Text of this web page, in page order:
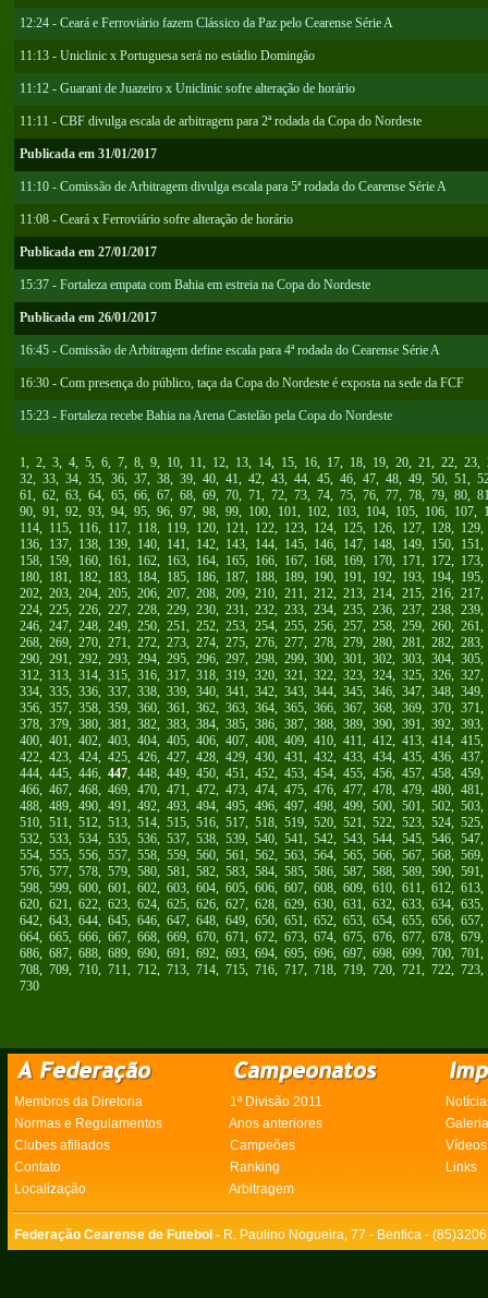
12:24 - Ceará e Ferroviário fazem Clássico da Paz pelo Cearense Série A
11:13 - Uniclinic x Portuguesa será no estádio Domingão
11:12 - Guarani de Juazeiro x Uniclinic sofre alteração de horário
11:11 - CBF divulga escala de arbitragem para 2ª rodada da Copa do Nordeste
Publicada em 31/01/2017
11:10 - Comissão de Arbitragem divulga escala para 5ª rodada do Cearense Série A
11:08 - Ceará x Ferroviário sofre alteração de horário
Publicada em 27/01/2017
15:37 - Fortaleza empata com Bahia em estreia na Copa do Nordeste
Publicada em 26/01/2017
16:45 - Comissão de Arbitragem define escala para 4ª rodada do Cearense Série A
16:30 - Com presença do público, taça da Copa do Nordeste é exposta na sede da FCF
15:23 - Fortaleza recebe Bahia na Arena Castelão pela Copa do Nordeste
1, 2, 3, 4, 5, 6, 7, 8, 9, 10, 11, 12, 13, 14, 15, 16, 17, 18, 19, 20, 21, 22, 23,
32, 33, 34, 35, 36, 37, 38, 39, 40, 41, 42, 43, 44, 45, 46, 47, 48, 49, 50, 51,
61, 62, 63, 64, 65, 66, 67, 68, 69, 70, 71, 72, 73, 74, 75, 76, 77, 78, 79, 80,
90, 91, 92, 93, 94, 95, 96, 97, 98, 99, 100, 101, 102, 103, 104, 105, 106, 107,
114, 115, 116, 117, 118, 119, 120, 121, 122, 123, 124, 125, 126, 127, 128, 129
136, 137, 138, 139, 140, 141, 142, 143, 144, 145, 146, 147, 148, 149, 150, 151
158, 159, 160, 161, 162, 163, 164, 165, 166, 167, 168, 169, 170, 171, 172, 173
180, 181, 182, 183, 184, 185, 186, 187, 188, 189, 190, 191, 192, 193, 194, 195
202, 203, 204, 205, 206, 207, 208, 209, 210, 211, 212, 213, 214, 215, 216, 217
224, 225, 226, 227, 228, 229, 230, 231, 232, 233, 234, 235, 236, 237, 238, 239
246, 247, 248, 249, 250, 251, 252, 253, 254, 255, 256, 257, 258, 259, 260, 261
268, 269, 270, 271, 272, 273, 274, 275, 276, 277, 278, 279, 280, 281, 282, 283
290, 291, 292, 293, 294, 295, 296, 297, 298, 299, 300, 301, 302, 303, 304, 305
312, 313, 314, 315, 316, 317, 318, 319, 320, 321, 322, 323, 324, 325, 326, 327
334, 335, 336, 337, 338, 339, 340, 341, 342, 343, 344, 345, 346, 347, 348, 349
356, 357, 358, 359, 360, 361, 362, 363, 364, 365, 366, 367, 368, 369, 370, 371
378, 379, 380, 381, 382, 383, 384, 385, 386, 387, 388, 389, 390, 391, 392, 393
400, 401, 402, 403, 404, 405, 406, 407, 408, 409, 410, 411, 412, 413, 414, 415
422, 423, 424, 425, 426, 427, 428, 429, 430, 431, 432, 433, 434, 435, 436, 437
444, 445, 446, 447, 448, 449, 450, 451, 452, 453, 454, 455, 456, 457, 458, 459
466, 467, 468, 469, 470, 471, 472, 473, 474, 475, 476, 477, 478, 479, 480, 481
488, 489, 490, 491, 492, 493, 494, 495, 496, 497, 498, 499, 500, 501, 502, 503
510, 511, 512, 513, 514, 515, 516, 517, 518, 519, 520, 521, 522, 523, 524, 525
532, 533, 534, 535, 536, 537, 538, 539, 540, 541, 542, 543, 544, 545, 546, 547
554, 555, 556, 557, 558, 559, 560, 561, 562, 563, 564, 565, 566, 567, 568, 569
576, 577, 578, 579, 580, 581, 582, 583, 584, 585, 586, 587, 588, 589, 590, 591
598, 599, 600, 601, 602, 603, 604, 605, 606, 607, 608, 609, 610, 611, 612, 613
620, 621, 622, 623, 624, 625, 626, 627, 628, 629, 630, 631, 632, 633, 634, 635
642, 643, 644, 645, 646, 647, 648, 649, 650, 651, 652, 653, 654, 655, 656, 657
664, 665, 666, 667, 668, 669, 670, 671, 672, 673, 674, 675, 676, 677, 678, 679
686, 687, 688, 689, 690, 691, 692, 693, 694, 695, 696, 697, 698, 699, 700, 701
708, 709, 710, 711, 712, 713, 714, 715, 716, 717, 718, 719, 720, 721, 722, 723
730
Membros da Diretoria 1ª Divisão 2011
Normas e Regulamentos
Anos anteriores
Clubes afiliados
Campeões
Vídeos
Contato
Ranking
Links
Localização
Arbitragem
Federação Cearense de Futebol - R. Paulino Nogueira, 77 - Benfica -